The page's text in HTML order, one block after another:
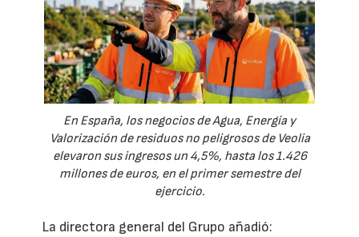
En España, los negocios de Agua, Energía y
Valorización de residuos no peligrosos de Veolia
elevaron sus ingresos un 4,5%, hasta los 1.426
millones de euros, en el primer semestre del
ejercicio.
La directora general del Grupo añadió: